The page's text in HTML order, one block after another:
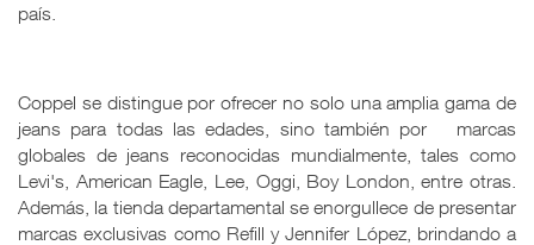
país.
Coppel se distingue por ofrecer no solo una amplia gama de
jeans para todas las edades, sino también por marcas
globales de jeans reconocidas mundialmente, tales como
Levi's, American Eagle, Lee, Oggi, Boy London, entre otras.
Además, la tienda departamental se enorgullece de presentar
marcas exclusivas como Refill y Jennifer López, brindando a